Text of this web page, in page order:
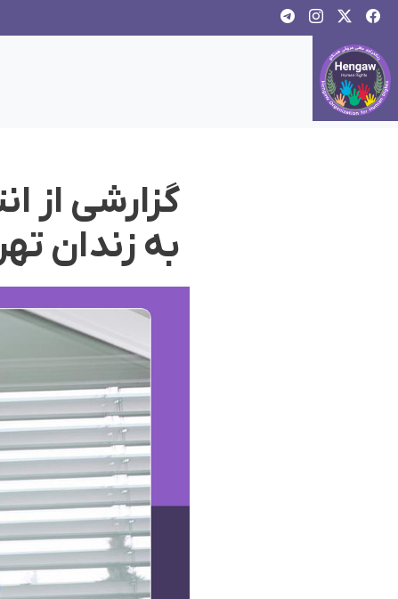
گزارشی از
به زندان